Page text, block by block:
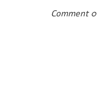
0 Comment